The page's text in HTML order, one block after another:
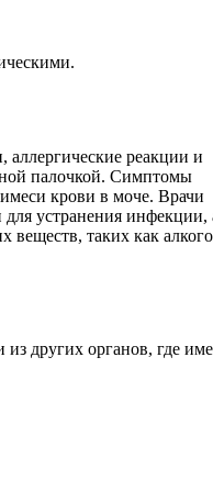
реакции и
палочкой. Симптомы
крови в моче. Врачи
устранения инфекции,
таких как
других органов, где